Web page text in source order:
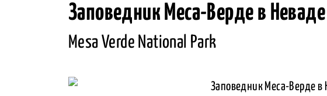
Заповедник Меса-Верде в Неваде
Mesa Verde National Park